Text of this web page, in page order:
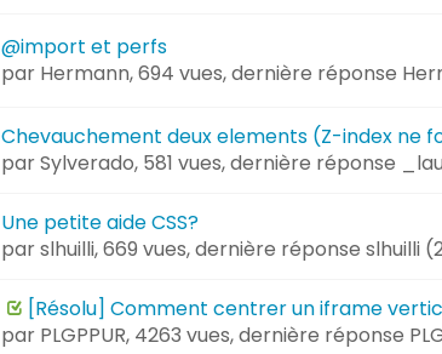
@import et perfs
par Hermann, 694 vues, dernière réponse
Chevauchement deux elements (Z-index ne
parSylverado, 581 vues, dernière réponse
Une petite aide CSS?
parslhuilli, 669 vues, dernière réponse slhuilli (
[Résolu] Comment centrer un iframe
par PLGPPUR, 4263 vues, dernière réponse